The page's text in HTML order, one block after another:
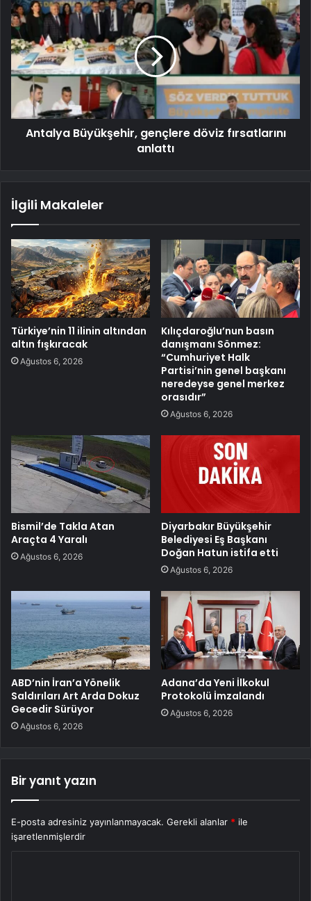
Antalya Büyükşehir, gençlere döviz fırsatlarını
anlattı
İlgili Makaleler
Türkiye’nin 11 ilinin altından
altın fışkıracak
Ağustos 6, 2026
Kılıçdaroğlu’nun basın
danışmanı Sönmez:
“Cumhuriyet Halk
Partisi’nin genel başkanı
neredeyse genel merkez
orasıdır”
Ağustos 6, 2026
Bismil’de Takla Atan
Araçta 4 Yaralı
Ağustos 6, 2026
Diyarbakır Büyükşehir
Belediyesi Eş Başkanı
Doğan Hatun istifa etti
Ağustos 6, 2026
ABD’nin İran’a Yönelik
Saldırıları Art Arda Dokuz
Gecedir Sürüyor
Ağustos 6, 2026
Adana’da Yeni İlkokul
Protokolü İmzalandı
Ağustos 6, 2026
Bir yanıt yazın
E-posta adresiniz yayınlanmayacak. Gerekli alanlar * ile
işaretlenmişlerdir